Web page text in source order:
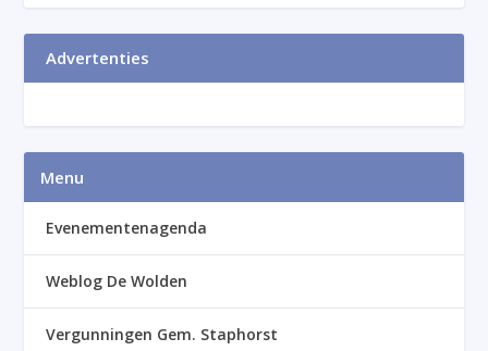
Advertenties
Menu
Evenementenagenda
Weblog De Wolden
Vergunningen Gem. Staphorst